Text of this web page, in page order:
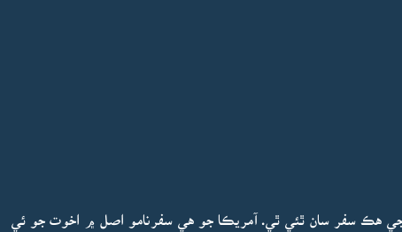
هڪ سفر سان ٿئي ٿي. آمريڪا جو هي سفرنامو اصل ۾ اخوت جو ئي